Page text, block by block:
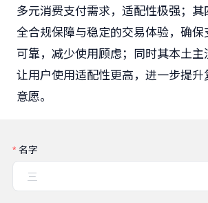
多元消费支付需求，适配性极强；
全合规保障与稳定的交易体验，确
可靠，减少使用顾虑；同时其本土主
让用户使用适配性更高，进一步提
意愿。
名字